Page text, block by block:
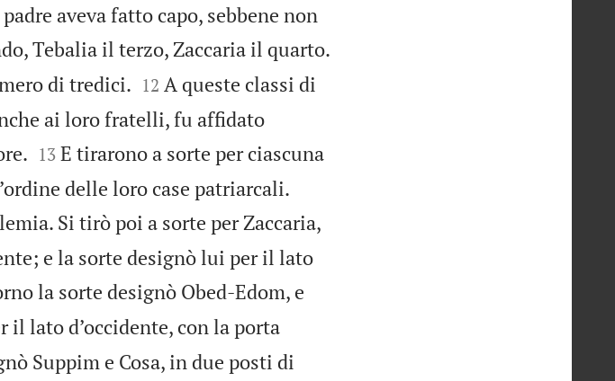
aveva fatto capo, sebbene non
Tebalia il terzo, Zaccaria il quarto.
di tredici.
12 A queste classi di
ai loro fratelli, fu affidato

13 E tirarono a sorte per ciascuna
delle loro case patriarcali.
Si tirò poi a sorte per Zaccaria,
e la sorte designò lui per il lato
la sorte designò Obed-Edom, e
il lato d’occidente, con la porta
Suppim e Cosa, in due posti di